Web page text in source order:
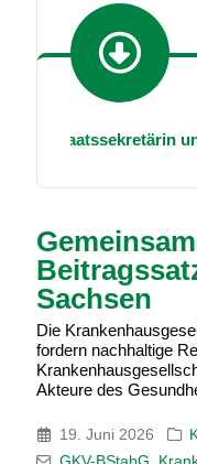
und löst
Sachsen
Die
fordern nachhaltige
Akteure des
19. Juni 2026